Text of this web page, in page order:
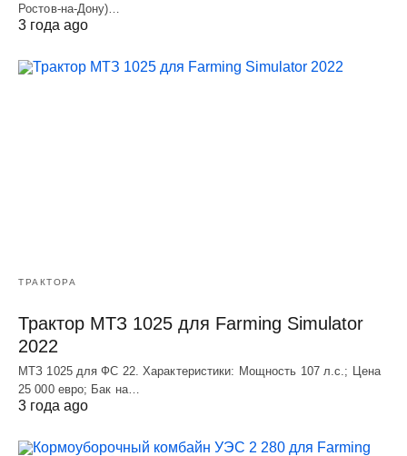
Ростов-на-Дону)…
3 года ago
ТРАКТОРА
Трактор МТЗ 1025 для Farming Simulator
2022
МТЗ 1025 для ФС 22. Характеристики: Мощность 107 л.c.; Цена
25 000 евро; Бак на…
3 года ago